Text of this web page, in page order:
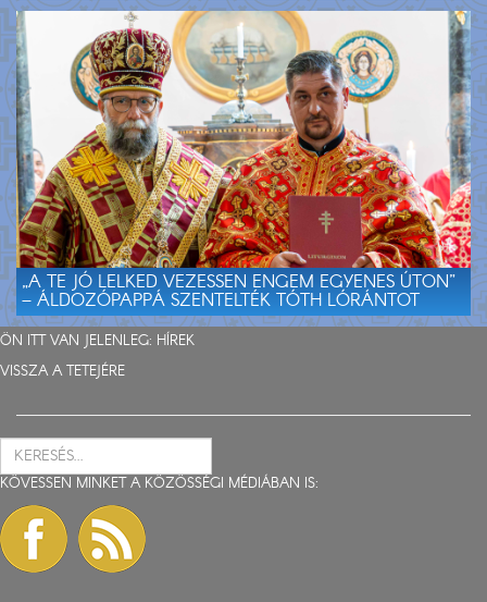
„A TE JÓ LELKED VEZESSEN ENGEM EGYENES ÚTON”
– ÁLDOZÓPAPPÁ SZENTELTÉK TÓTH LÓRÁNTOT
ÖN ITT VAN JELENLEG: HÍREK
VISSZA A TETEJÉRE
KÖVESSEN MINKET A KÖZÖSSÉGI MÉDIÁBAN IS: